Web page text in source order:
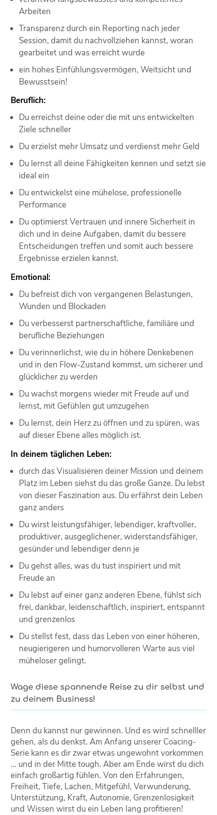
Arbeiten
Transparenz durch ein Reporting nach jeder
Session, damit du nachvollziehen kannst, woran
gearbeitet und was erreicht wurde
ein hohes Einfühlungsvermögen, Weitsicht und
Bewusstsein!
Beruflich:
Du erreichst deine oder die mit uns entwickelten
Ziele schneller
Du erzielst mehr Umsatz und verdienst mehr Geld
Du lernst all deine Fähigkeiten kennen und setzt sie
ideal ein
Du entwickelst eine mühelose, professionelle
Performance
Du optimierst Vertrauen und innere Sicherheit in
dich und in deine Aufgaben, damit du bessere
Entscheidungen treffen und somit auch bessere
Ergebnisse erzielen kannst.
Emotional:
Du befreist dich von vergangenen Belastungen,
Wunden und Blockaden
Du verbesserst partnerschaftliche, familiäre und
berufliche Beziehungen
Du verinnerlichst, wie du in höhere Denkebenen
und in den Flow-Zustand kommst, um sicherer und
glücklicher zu werden
Du wachst morgens wieder mit Freude auf und
lernst, mit Gefühlen gut umzugehen
Du lernst, dein Herz zu öffnen und zu spüren, was
auf dieser Ebene alles möglich ist.
In deinem täglichen Leben:
durch das Visualisieren deiner Mission und deinem
Platz im Leben siehst du das große Ganze. Du lebst
von dieser Faszination aus. Du erfährst dein Leben
ganz anders
Du wirst leistungsfähiger, lebendiger, kraftvoller,
produktiver, ausgeglichener, widerstandsfähiger,
gesünder und lebendiger denn je
Du gehst alles, was du tust inspiriert und mit
Freude an
Du lebst auf einer ganz anderen Ebene, fühlst sich
frei, dankbar, leidenschaftlich, inspiriert, entspannt
und grenzenlos
Du stellst fest, dass das Leben von einer höheren,
neugierigeren und humorvolleren Warte aus viel
müheloser gelingt.
Wage diese spannende Reise zu dir selbst und
zu deinem Business!
Denn du kannst nur gewinnen. Und es wird schnelller
gehen, als du denkst. Am Anfang unserer Coacing-
Serie kann es dir zwar etwas ungewohnt vorkommen
… und in der Mitte tough. Aber am Ende wirst du dich
einfach großartig fühlen. Von den Erfahrungen,
Freiheit, Tiefe, Lachen, Mitgefühl, Verwunderung,
Unterstützung, Kraft, Autonomie, Grenzenlosigkeit
und Wissen wirst du ein Leben lang profitieren!